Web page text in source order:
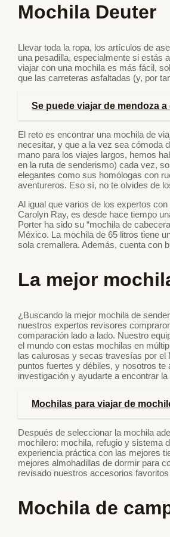
Mochila Deuter
Llevar toda la ropa, los artículos de
una pesadilla, especialmente si estás
viajar con una mochila es más fácil,
que las carreteras asfaltadas (y, por
Se puede viajar de mendoza
El reto es encontrar una mochila de
necesitar, y que a la vez sea cómoda
mano para los viajes largos, hemos
en la ruta de senderismo) cada vez,
elegantes como sus homólogas con
aventureros. Eso sí, no te olvides de
Al igual que varios de los expertos
Carolyn Ray, es desde hace tiempo
Porter ha sido su “mochila de
México. La mochila de 65 litros tiene
sola cremallera. Además, cuenta con
La mejor
¿Buscando la mejor mochila de
nuestros expertos revisores
comparación lado a lado. Nuestro
el mundo con estas mochilas en
las calurosas y secas travesías por el
puntos fuertes y débiles, y nosotros
investigación y ayudarte a encontrar
Mochilas para viajar de
Después de seleccionar la mochila
mochilero: mochila, refugio y sistema
experiencia práctica con las mejores
mejores almohadillas de dormir para
revisado nuestros accesorios
Mochila de